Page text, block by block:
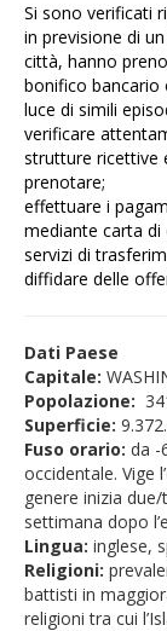
Si sono verificati
in previsione di
città, hanno
bonifico bancario
luce di simili
verificare
strutture ricettive
prenotare;
effettuare i
mediante carta
servizi di
diffidare delle
Dati Paese
Capitale:
Popolazione:
Superficie:
Fuso orario: da -
occidentale. Vige
genere inizia
settimana dopo
Lingua: inglese,
Religioni:
battisti in
religioni tra cui